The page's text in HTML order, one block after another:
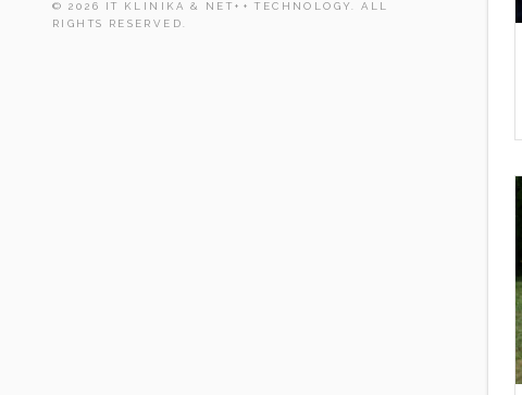
© 2026 IT KLINIKA & NET++ TECHNOLOGY. ALL
RIGHTS RESERVED.